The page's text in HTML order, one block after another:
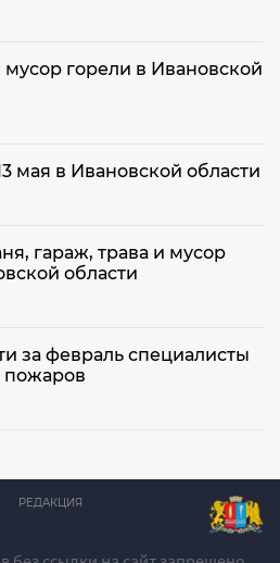
горели в Ивановской
мая в Ивановской области
гараж, трава и мусор
области
за февраль специалисты
РЕДАКЦИЯ